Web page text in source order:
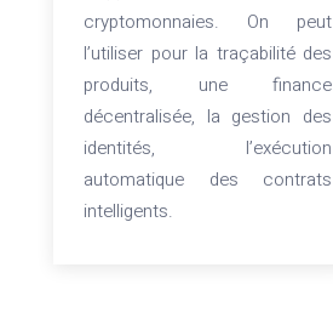
cryptomonnaies. On peut
l’utiliser pour la traçabilité des
produits, une finance
décentralisée, la gestion des
identités, l’exécution
automatique des contrats
intelligents.